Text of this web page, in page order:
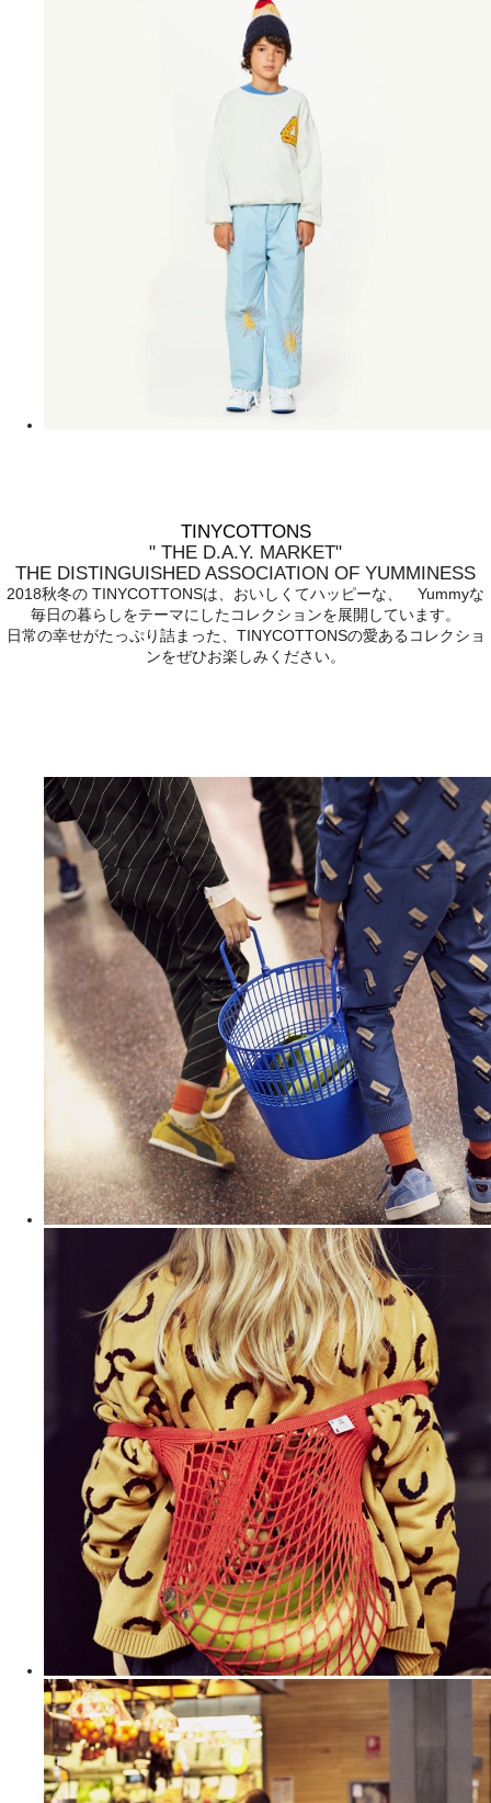
TINYCOTTONS
" THE D.A.Y. MARKET"
THE DISTINGUISHED ASSOCIATION OF YUMMINESS
2018秋冬の TINYCOTTONSは、おいしくてハッピーな、 Yummyな
毎日の暮らしをテーマにしたコレクションを展開しています。
日常の幸せがたっぷり詰まった、TINYCOTTONSの愛あるコレクショ
ンをぜひお楽しみください。